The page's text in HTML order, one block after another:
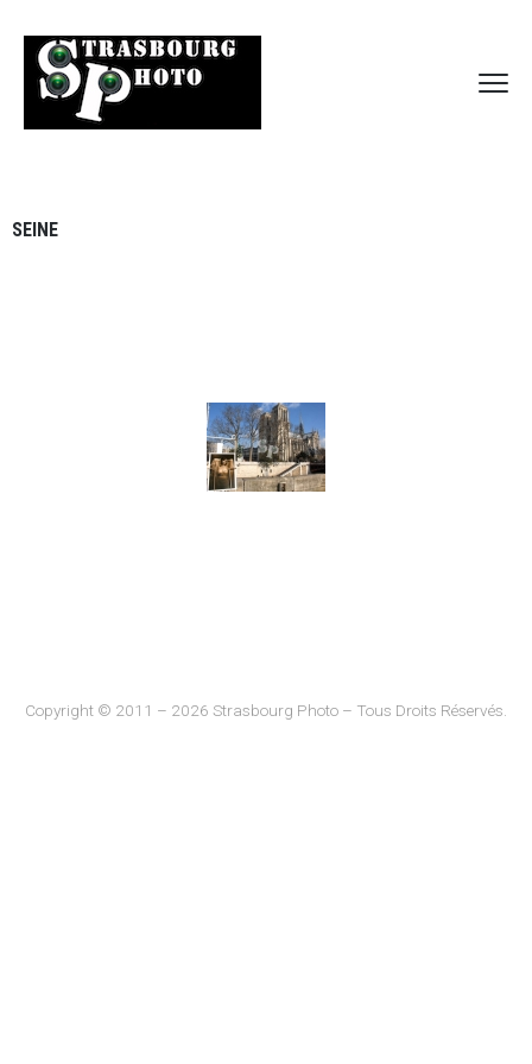
SEINE
Copyright © 2011 – 2026 Strasbourg Photo – Tous Droits Réservés.